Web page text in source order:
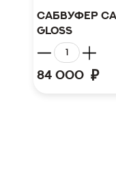
Сабвуфер
gloss
84 000 ₽